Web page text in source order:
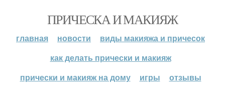
ПРИЧЕСКА И МАКИЯЖ
главная новости
виды макияжа и причесок
как делать прически и макияж
прически и макияж на дому
игры отзывы